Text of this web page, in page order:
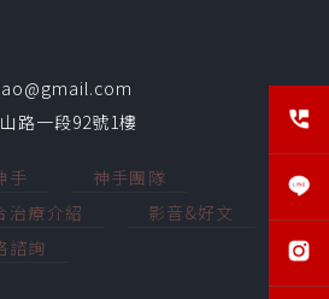
路一段92號1樓
手
神手團隊
治療介紹
影音&好文
諮詢